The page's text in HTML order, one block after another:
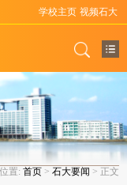
学校主页 视频石大
置: 首页 > 石大要闻 > 正文